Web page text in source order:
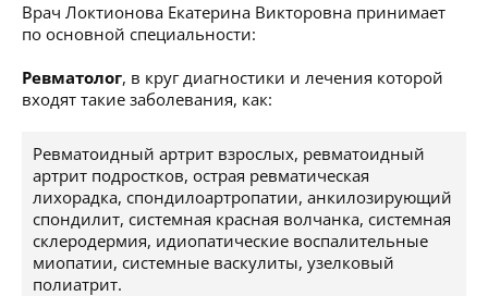
Врач Локтионова Екатерина Викторовна принимает
по основной специальности:
Ревматолог, в круг диагностики и лечения которой
входят такие заболевания, как:
Ревматоидный артрит взрослых, ревматоидный
артрит подростков, острая ревматическая
лихорадка, спондилоартропатии, анкилозирующий
спондилит, системная красная волчанка, системная
склеродермия, идиопатические воспалительные
миопатии, системные васкулиты, узелковый
полиатрит.